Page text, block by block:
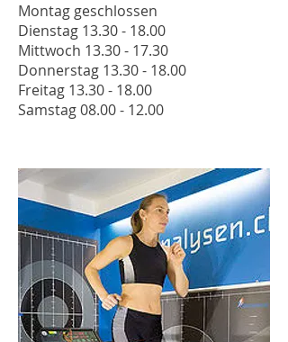
Montag geschlossen
Dienstag 13.30 - 18.00
Mittwoch 13.30 - 17.30
Donnerstag 13.30 - 18.00
Freitag 13.30 - 18.00
Samstag08.00 - 12.00